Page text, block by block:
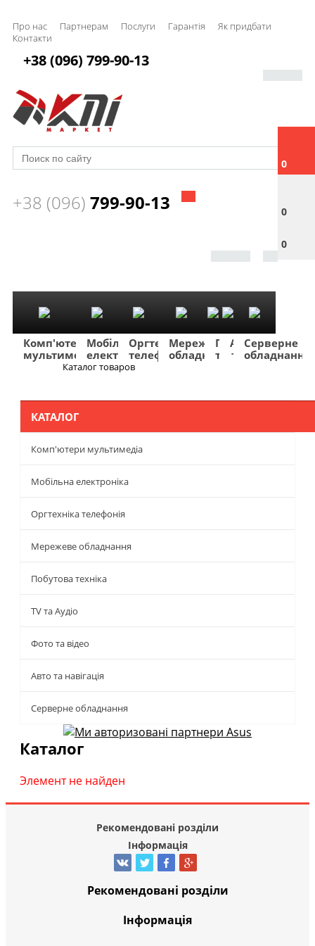
Про нас Партнерам Послуги Гарантія
Як придбати
Контакти
0
0
0
+38 (096) 799-90-13
+38 (096) 799-90-13
Комп'ютери
мультимедіа
Мобільна
електроніка
Оргтехніка
телефонія
Мережеве
обладнання
Побутова
техніка
TV
та
Фото
та
Авто
та
Серверне
обладнання
Каталог товаров
КАТАЛОГ
Комп'ютери мультимедіа
Мобільна електроніка
Оргтехніка телефонія
Мережеве обладнання
Побутова техніка
TV та Аудіо
Фото та відео
Авто та навігація
Серверне обладнання
Каталог
Элемент не найден
Рекомендовані розділи
Інформація
Рекомендовані розділи
Інформація